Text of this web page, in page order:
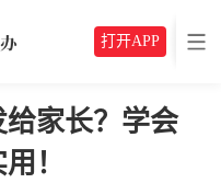
打开APP
家长？学会
！